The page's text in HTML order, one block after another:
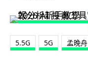
5.5G 5G 孟晚舟